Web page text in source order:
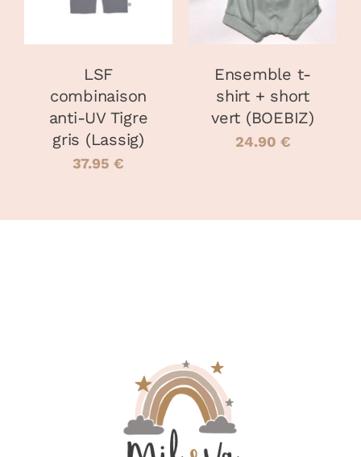
VARIATIONS.
ÊTRE
CHOISIES
SUR
LA
PAGE
DU
LSF
combinaison
anti-UV Tigre
gris (Lassig)
37.95 €
LES
PEUVENT
ÊTRE
CHOISIES
SUR
LA
Ensemble t-
shirt + short
vert (BOEBIZ)
24.90 €